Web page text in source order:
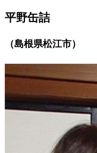
平野缶詰
（島根県松江市）